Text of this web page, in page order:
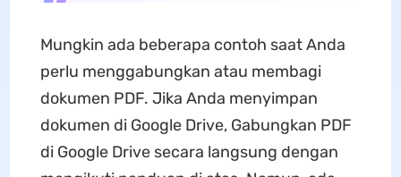
Mungkin ada beberapa contoh saat Anda
perlu menggabungkan atau membagi
dokumen PDF. Jika Anda menyimpan
dokumen di Google Drive, Gabungkan PDF
di Google Drive secara langsung dengan